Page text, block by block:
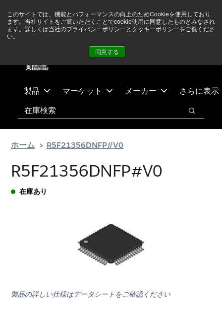
このサイトでは、機能とパフォーマンスの向上のためCookieを使用しており
ます。当社サイトをご覧いただくことでcookie使用に同意したものとみなされ
ます。詳しくは当社のプライバシーポリシーとクッキーポリシーをご覧くださ
い。
同意する
テ
ス
ありません 詳しい情報はこちら➜
製品 マーケット メーカー さらに表示
検索
検索
ホーム R5F21356DNFP#V0
R5F21356DNFP#V0
在庫あり
製品の詳しい仕様はデータシートをご確認ください